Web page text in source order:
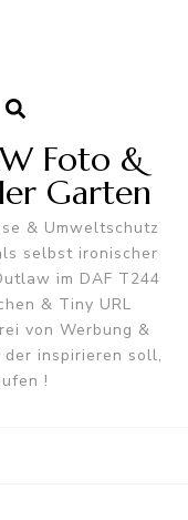
Foto &
Garten
& Umweltschutz
selbst ironischer
im DAF T244
& Tiny URL
von Werbung &
inspirieren soll,
!